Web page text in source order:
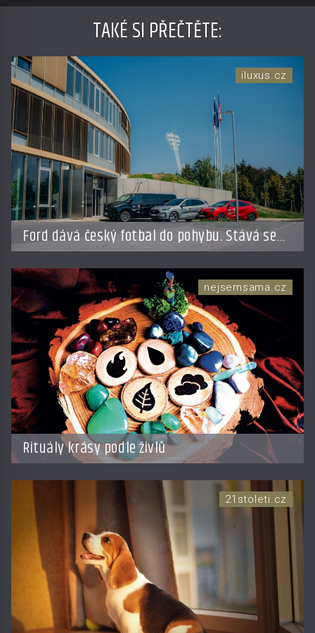
TAKÉ SI PŘEČTĚTE:
Ford dává český fotbal do pohybu. Stává se
novým partnerem FAČR
iluxus.cz
Rituály krásy podle živlů
nejsemsama.cz
21stoleti.cz